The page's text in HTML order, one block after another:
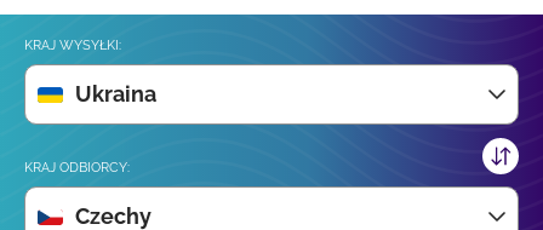
KRAJ WYSYŁKI:
Ukraina
KRAJ ODBIORCY:
Czechy